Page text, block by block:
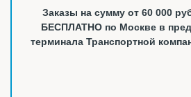
Заказы на сумму от 60 000
БЕСПЛАТНО по Москве в
терминала Транспортной